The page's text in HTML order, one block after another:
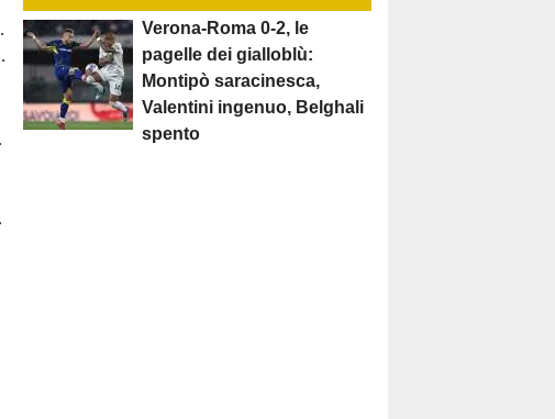
Verona-Roma 0-2, le
pagelle dei gialloblù:
Montipò saracinesca,
Valentini ingenuo, Belghali
spento